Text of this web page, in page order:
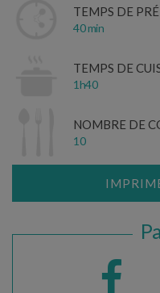
TEMPS DE
40 min
TEMPS DE
1h40
NOMBRE DE
10